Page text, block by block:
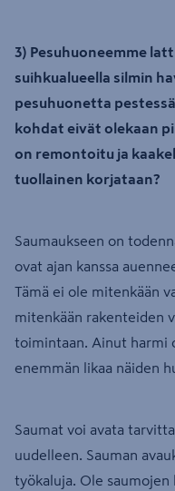
3) Pesuhuoneemme
suihkualueella silmin
pesuhuonetta
kohdat eivät olekaan
on remontoitu ja
tuollainen korjataan?
Saumaukseen on
ovat ajan kanssa
Tämä ei ole mitenkään
mitenkään rakenteiden
toimintaan. Ainut harmi
enemmän likaa näiden
Saumat voi avata
uudelleen. Sauman
työkaluja. Ole